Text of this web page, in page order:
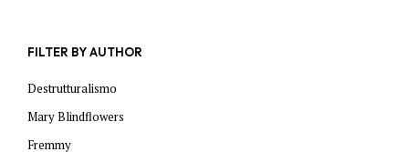
FILTER BY AUTHOR
Destrutturalismo
Mary Blindflowers
Fremmy